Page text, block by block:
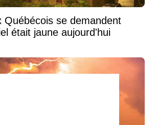
Québécois se demandent
était jaune aujourd'hui